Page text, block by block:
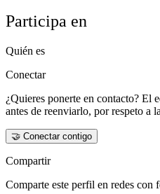
Participa en
Quién es
Conectar
¿Quieres ponerte en contacto? El
antes de reenviarlo, por respeto a
🤝 Conectar contigo
Compartir
Comparte este perfil en redes con